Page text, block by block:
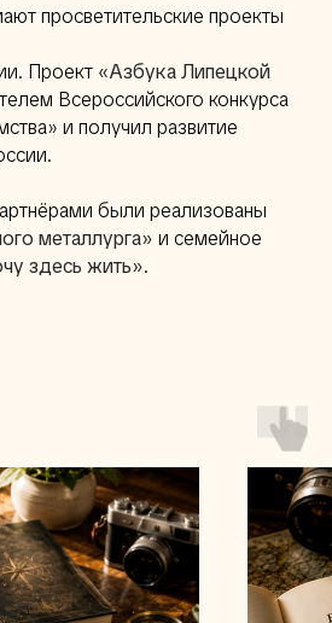
просветительские проекты
Проект «Азбука Липецкой
Всероссийского конкурса
и получил развитие
были реализованы
металлурга» и семейное
здесь жить».